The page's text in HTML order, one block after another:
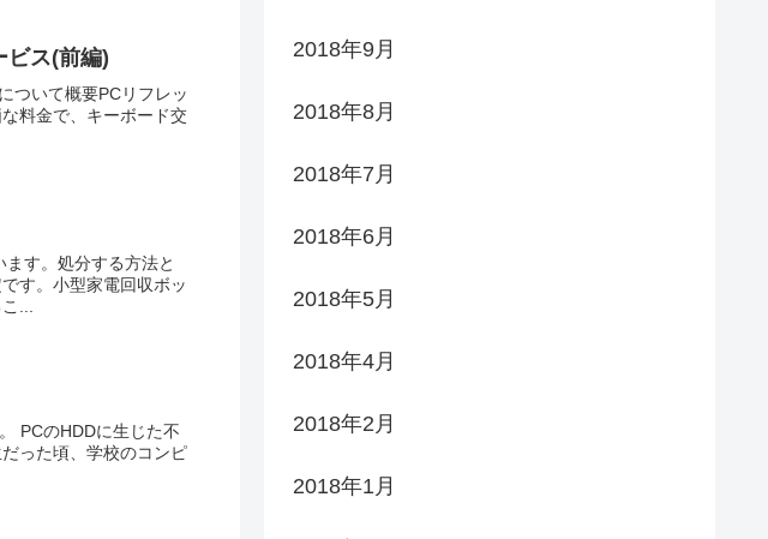
ビス(前編)
ついて概要PCリフレッ
料金で、キーボード交
す。処分する方法と
す。小型家電回収ボッ
...
PCのHDDに生じた不
った頃、学校のコンピ
2018年9月
2018年8月
2018年7月
2018年6月
2018年5月
2018年4月
2018年2月
2018年1月